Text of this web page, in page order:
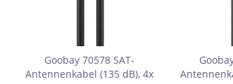
Goobay 70578 SAT-
Antennenkabel (135 dB), 4x